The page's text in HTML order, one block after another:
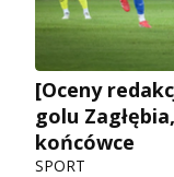
[Oceny
golu
końcówce
SPORT